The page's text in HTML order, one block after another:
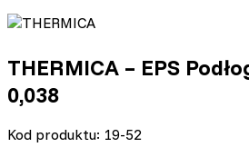
THERMICA – EPS
0,038
Kod produktu: 19-52